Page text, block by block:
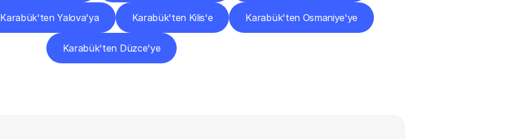
Karabük'ten Yalova'ya Karabük'ten Kilis'e Karabük'ten Osmaniye'ye
Karabük'ten Düzce'ye